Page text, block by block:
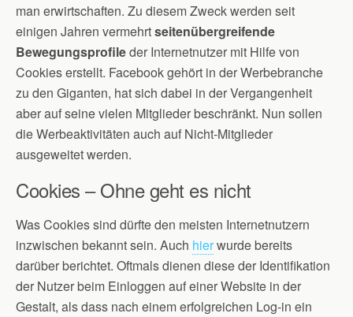
man erwirtschaften. Zu diesem Zweck werden seit
einigen Jahren vermehrtseitenübergreifende
Bewegungsprofileder Internetnutzer mit Hilfe von
Cookies erstellt. Facebook gehört in der Werbebranche
zu den Giganten, hat sich dabei in der Vergangenheit
aber auf seine vielen Mitglieder beschränkt. Nun sollen
die Werbeaktivitäten auch auf Nicht-Mitglieder
ausgeweitet werden.
Cookies – Ohne geht es nicht
Was Cookies sind dürfte den meisten Internetnutzern
inzwischen bekannt sein. Auch hierwurde bereits
darüber berichtet. Oftmals dienen diese der Identifikation
der Nutzer beim Einloggen auf einer Website in der
Gestalt, als dass nach einem erfolgreichen Log-in ein